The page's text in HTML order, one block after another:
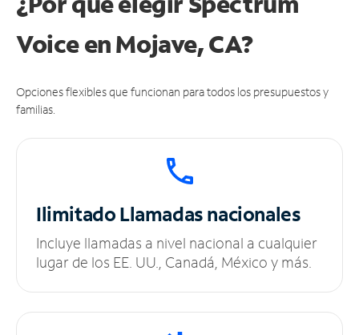
Voice en Mojave, CA?
Opciones flexibles que funcionan para todos los presupuestos y
familias.
IlimitadoLlamadas nacionales
Incluye llamadas a nivel nacional a cualquier
lugar de los EE. UU., Canadá, México y más.